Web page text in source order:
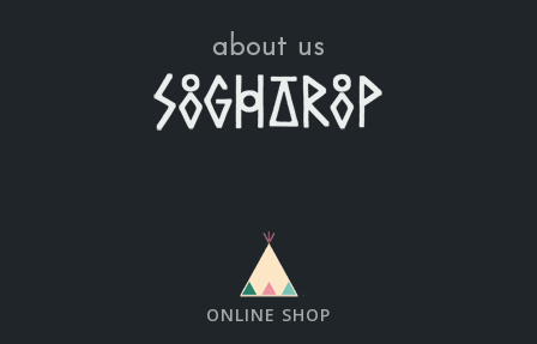
about us
ONLINE SHOP